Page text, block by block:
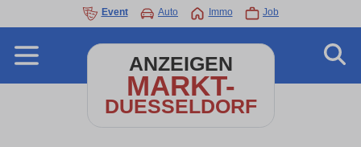
Event Auto Immo Job
ANZEIGEN
MARKT-
DUESSELDORF